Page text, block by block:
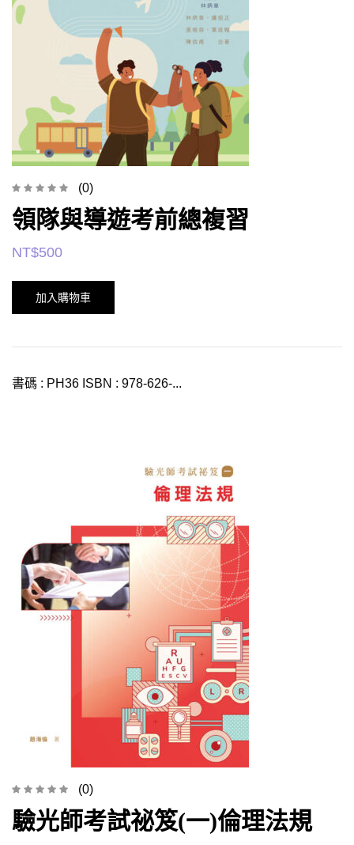
(0)
領隊與導遊考前總複習
NT$500
加入購物車
書碼 : PH36 ISBN : 978-626-...
(0)
驗光師考試祕笈(一)倫理法規